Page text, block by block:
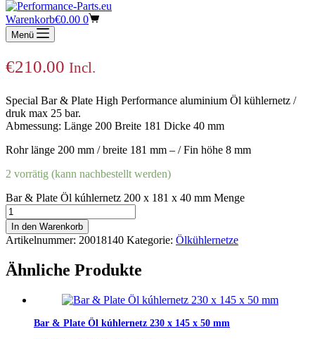
Warenkorb€0.00 0
Menü
Bar & Plate Öl kúhlernetz 200 x 181 x 40
mm
€210.00 Incl.
Special Bar & Plate High Performance aluminium Öl kühlernetz /
druk max 25 bar.
Abmessung: Länge 200 Breite 181 Dicke 40 mm
Rohr länge 200 mm / breite 181 mm – / Fin höhe 8 mm
2 vorrätig (kann nachbestellt werden)
Bar & Plate Öl kúhlernetz 200 x 181 x 40 mm Menge
In den Warenkorb
Artikelnummer: 20018140 Kategorie: Ölkühlernetze
Ähnliche Produkte
Bar & Plate Öl kúhlernetz 230 x 145 x 50 mm